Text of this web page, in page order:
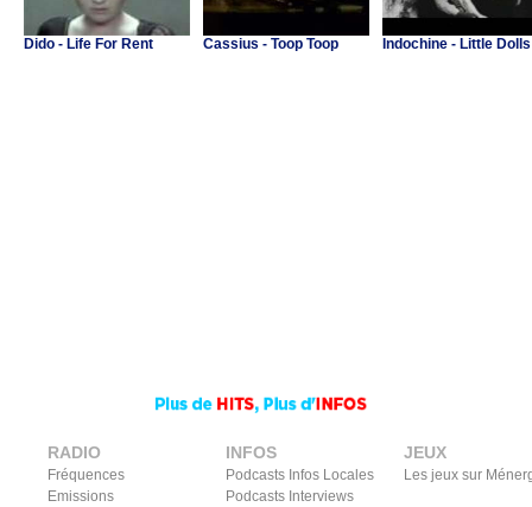
Dido - Life For Rent Cassius - Toop Toop Indochine - Little Dolls
RADIO
Fréquences
Emissions
INFOS
Podcasts Infos Locales
Podcasts Interviews
JEUX
Les jeux sur